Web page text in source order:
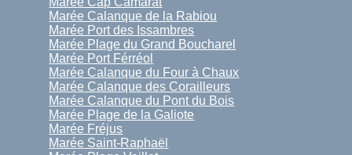
Marée Calanque de la Rabiou
Marée Port des Issambres
Marée Plage du Grand Boucharel
Marée Port Férréol
Marée Calanque du Four à Chaux
Marée Calanque des Corailleurs
Marée Calanque du Pont du Bois
Marée Plage de la Galiote
Marée Fréjus
Marée Saint-Raphaël